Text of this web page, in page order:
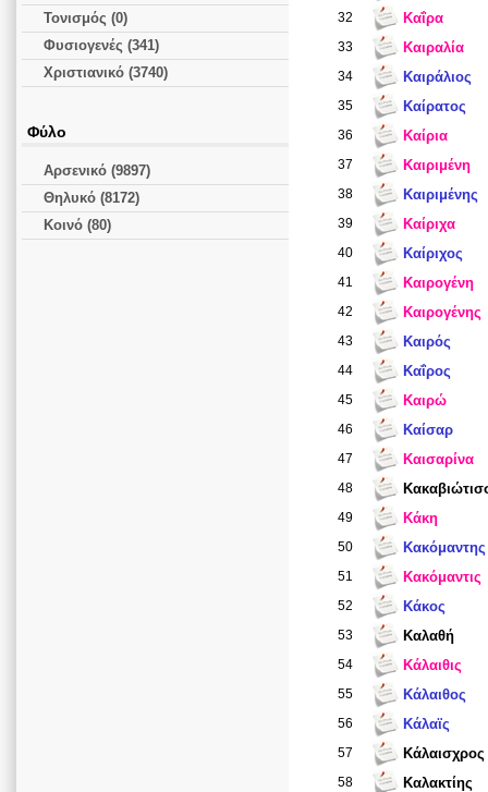
Τονισμός (0)
Φυσιογενές (341)
Χριστιανικό (3740)
Φύλο
Αρσενικό (9897)
Θηλυκό (8172)
Κοινό (80)
32 Καΐρα
33 Καιραλία
34 Καιράλιος
35 Καίρατος
36 Καίρια
37 Καιριμένη
38 Καιριμένης
39 Καίριχα
40 Καίριχος
41 Καιρογένη
42 Καιρογένης
43 Καιρός
44 Καΐρος
45 Καιρώ
46 Καίσαρ
47 Καισαρίνα
48
49 Κάκη
50 Κακόμαντης
51 Κακόμαντις
52 Κάκος
53 Καλαθή
54 Κάλαιθις
55 Κάλαιθος
56 Κάλαϊς
57 Κάλαισχρος
58 Καλακτίης